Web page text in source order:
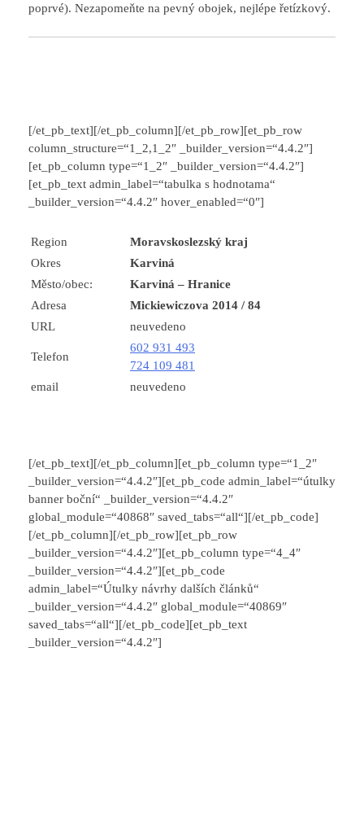
poprvé). Nezapomeňte na pevný obojek, nejlépe řetízkový.
[/et_pb_text][/et_pb_column][/et_pb_row][et_pb_row
column_structure=“1_2,1_2″ _builder_version=“4.4.2″]
[et_pb_column type=“1_2″ _builder_version=“4.4.2″]
[et_pb_text admin_label=“tabulka s hodnotama“
_builder_version=“4.4.2″ hover_enabled=“0″]
Region
Moravskoslezský kraj
Okres
Karviná
Město/obec:
Karviná – Hranice
Adresa
Mickiewiczova 2014 / 84
URL
neuvedeno
Telefon
602 931 493
724 109 481
email
neuvedeno
[/et_pb_text][/et_pb_column][et_pb_column type=“1_2″
_builder_version=“4.4.2″][et_pb_code admin_label=“útulky
banner boční“ _builder_version=“4.4.2″
global_module=“40868″ saved_tabs=“all“][/et_pb_code]
[/et_pb_column][/et_pb_row][et_pb_row
_builder_version=“4.4.2″][et_pb_column type=“4_4″
_builder_version=“4.4.2″][et_pb_code
admin_label=“Útulky návrhy dalších článků“
_builder_version=“4.4.2″ global_module=“40869″
saved_tabs=“all“][/et_pb_code][et_pb_text
_builder_version=“4.4.2″]